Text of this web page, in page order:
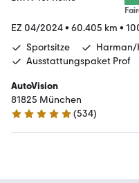
EZ 04/2024• 60.405 km •
Sportsitze
Harman/
Ausstattungspaket Prof
AutoVision
81825 München
4.9 Sterne
(534)